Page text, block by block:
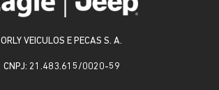
ORLY VEICULOS E PECAS S. A.
CNPJ: 21.483.615/0020-59